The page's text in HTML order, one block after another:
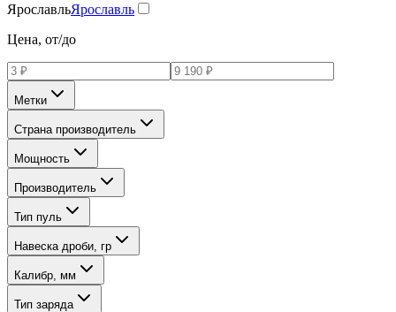
ЯрославльЯрославль
Цена, от/до
Метки
Страна производитель
Мощность
Производитель
Тип пуль
Навеска дроби, гр
Калибр, мм
Тип заряда